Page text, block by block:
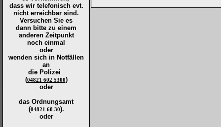
dass wir telefonisch evt.
nicht erreichbar sind.
Versuchen Sie es
dann bitte zu einem
anderen Zeitpunkt
noch einmal
oder
wenden sich in Notfällen
an
die Polizei
(04821 602 5300)
oder
das Ordnungsamt
(04821 60 30).
oder